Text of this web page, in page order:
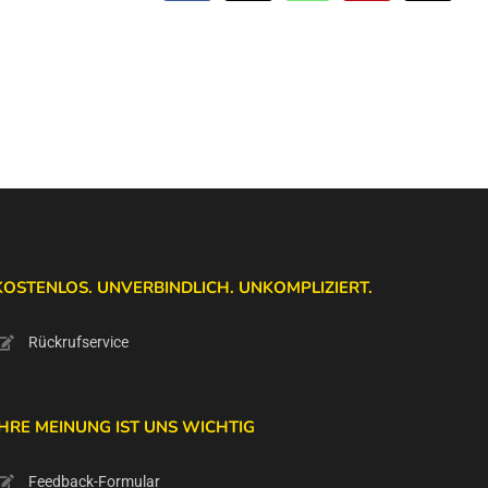
Mail
UNVERBINDLICH. UNKOMPLIZIERT.
Rückrufservice
MEINUNG IST UNS WICHTIG
Feedback-Formular